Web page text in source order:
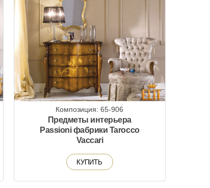
Композиция: 65-906
Предметы интерьера
Passioni фабрики Tarocco
Vaccari
КУПИТЬ